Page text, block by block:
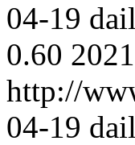
04-19
0.60
http://
04-19